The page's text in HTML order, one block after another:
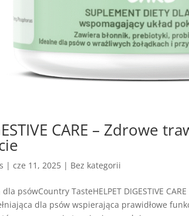
CARE – Zdrowe
|cze 11, 2025 | Bez kategorii
psówCountry TasteHELPET DIGESTIVE
dla psów wspierająca prawidłowe